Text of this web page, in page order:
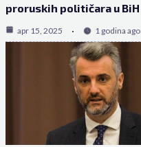
proruskih političara u BiH
apr 15, 2025 1 godina ago